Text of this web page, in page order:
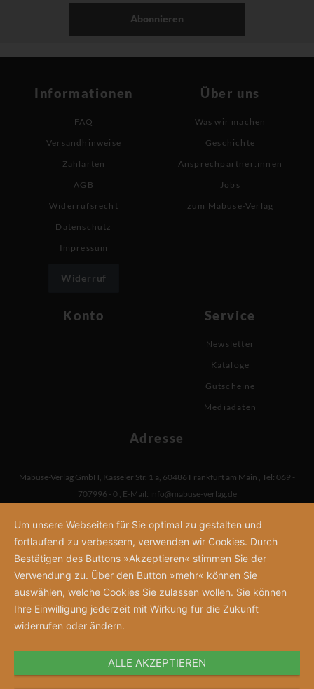
Abonnieren
Informationen
FAQ
Versandhinweise
Zahlarten
AGB
Widerrufsrecht
Datenschutz
Impressum
Widerruf
Über uns
Was wir machen
Geschichte
Ansprechpartner:innen
Jobs
zum Mabuse-Verlag
Konto Service
Newsletter
Kataloge
Gutscheine
Mediadaten
Adresse
Mabuse-Verlag GmbH Kasseler Str. 1 a 60486 Frankfurt am Main Tel: 069 -
707996 - 0 E-Mail: info@mabuse-verlag.de
Um unsere Webseiten für Sie optimal zu gestalten und
fortlaufend zu verbessern, verwenden wir Cookies. Durch
Bestätigen des Buttons »Akzeptieren« stimmen Sie der
Verwendung zu. Über den Button »mehr« können Sie
auswählen, welche Cookies Sie zulassen wollen. Sie können
Ihre Einwilligung jederzeit mit Wirkung für die Zukunft
widerrufen oder ändern.
ALLE AKZEPTIEREN